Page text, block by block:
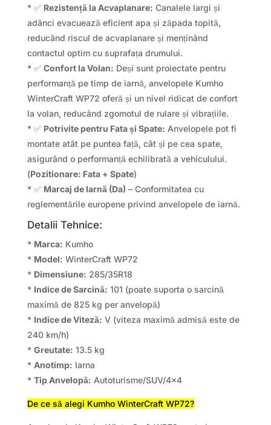
* ✅ Rezistență la Acvaplanare: Canalele largi și
adânci evacuează eficient apa și zăpada topită,
reducând riscul de acvaplanare și menținând
contactul optim cu suprafața drumului.
* ✅ Confort la Volan: Deși sunt proiectate pentru
performanță pe timp de iarnă, anvelopele Kumho
WinterCraft WP72 oferă și un nivel ridicat de confort
la volan, reducând zgomotul de rulare și vibrațiile.
* ✅ Potrivite pentru Fata și Spate: Anvelopele pot fi
montate atât pe puntea față, cât și pe cea spate,
asigurând o performanță echilibrată a vehiculului.
(Pozitionare: Fata + Spate)
* ✅ Marcaj de Iarnă (Da) – Conformitatea cu
reglementările europene privind anvelopele de iarnă.
Detalii Tehnice:
* Marca: Kumho
* Model: WinterCraft WP72
* Dimensiune: 285/35R18
* Indice de Sarcină: 101 (poate suporta o sarcină
maximă de 825 kg per anvelopă)
* Indice de Viteză: V (viteza maximă admisă este de
240 km/h)
* Greutate: 13.5 kg
* Anotimp: Iarna
* Tip Anvelopă: Autoturisme/SUV/4×4
De ce să alegi Kumho WinterCraft WP72?